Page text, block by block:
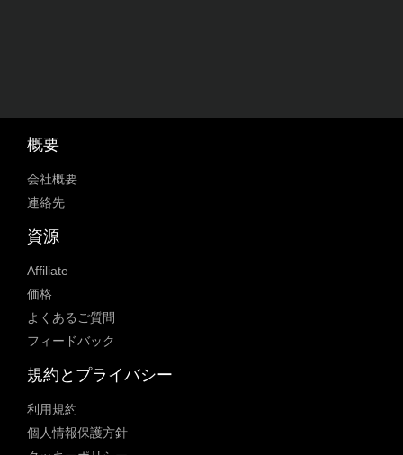
概要
会社概要
連絡先
資源
Affiliate
価格
よくあるご質問
フィードバック
規約とプライバシー
利用規約
個人情報保護方針